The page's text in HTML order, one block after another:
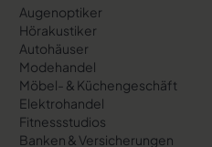
Augenoptiker
Hörakustiker
Autohäuser
Modehandel
Möbel- & Küchengeschäft
Elektrohandel
Fitnessstudios
Banken & Versicherungen